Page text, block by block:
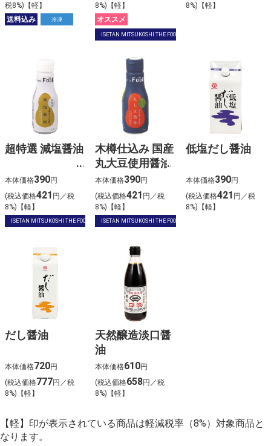
税8%)【軽】
送料込み
冷凍
8%)【軽】
オススメ
ISETAN MITSUKOSHI THE FOOD
8%)【軽】
超特選 減塩醤油
本体価格390円
(税込価格421 円／税
8%)【軽】
ISETAN MITSUKOSHI THE FOOD
木樽仕込み 国産
丸大豆使用醤油
本体価格390円
(税込価格421 円／税
8%)【軽】
ISETAN MITSUKOSHI THE FOOD
低塩だし醤油
本体価格390円
(税込価格421 円／税
8%)【軽】
だし醤油
本体価格720円
(税込価格777円／税
8%)【軽】
天然醸造淡口醤
油
本体価格610円
(税込価格658円／税
8%)【軽】
【軽】印が表示されている商品は軽減税率（8%）対象商品と
なります。